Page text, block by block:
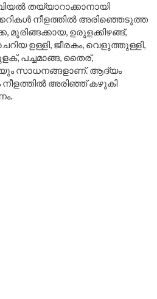
തയ്യാറാക്കാനായി
നീളത്തിൽ അരിഞ്ഞെടുത്ത
മുരിങ്ങക്കായ, ഉരുളക്കിഴങ്ങ്,
ഉള്ളി, ജീരകം, വെളുത്തുള്ളി,
പച്ചമാങ്ങ, തൈര്,
സാധനങ്ങളാണ്. ആദ്യം
അരിഞ്ഞ് കഴുകി